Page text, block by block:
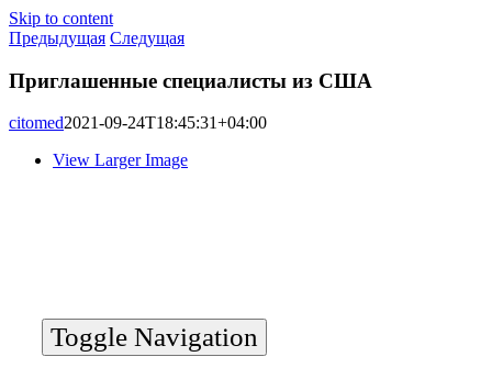
Skip to content
Toggle Navigation
Предыдущая Следущая
Приглашенные специалисты из США
citomed2021-09-24T18:45:31+04:00
View Larger Image